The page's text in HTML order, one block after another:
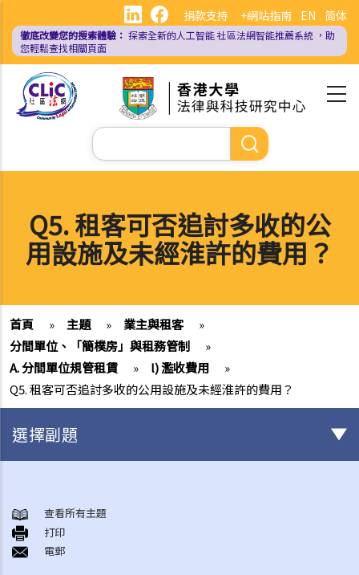
內
EN 简体
捐款支持 +網站指南
徹底改變您的搜索體驗： 探索全新的人工智能社區法網智能推薦系統 ，助
您輕鬆查找相關頁面
Search
Q5. 租客可否追討多收的公
用設施及未經淮許的費用？
首頁 » 主題 » 業主與租客
»
分間單位、「簡樸房」與租務管制
»
A. 分間單位規管租賃
» l) 濫收費用
»
Q5. 租客可否追討多收的公用設施及未經淮許的費用？
選擇副題
1. 香港有甚麼政府部門專門處理有關租賃的事項？假若在租賃事項上出
現糾紛／問題，應向那一個部門求助？
2. 有關政府物業（例如公屋單位或政府商場舖位）的租務問題，我怎樣
查看所有主題
打印
電郵